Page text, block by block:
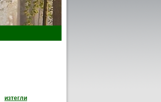
изтеглидокумент: Заповед №372 от 22.04.2026 г. на